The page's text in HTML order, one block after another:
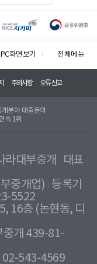
PC화면보기 전체메뉴
주의사항 오류신고
분야 대출문의
속 1위
라대부중개
대표
중개업) 등록기
5522
16층 (논현동, 디
중개 439-81-
02-543-4569